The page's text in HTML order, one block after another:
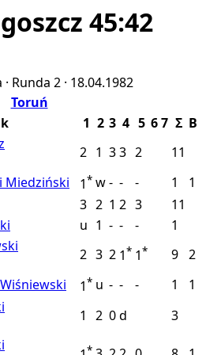
45:42
Runda 2 · 18.04.1982
Toruń
1 2 3 4 5 67 Σ B
2 1 33 2
11
Miedziński 1* w- - - 1
1
3 2 1 2 3
11
u 1 - - -
1
2 3 2 1* 1* 9 2
Wiśniewski 1* u - - - 1
1
1 2 0d 3
*